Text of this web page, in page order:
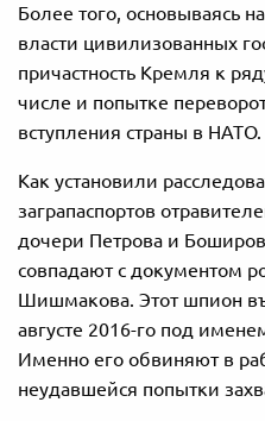
Более того, основываясь
власти цивилизованных
причастность Кремля к
числе и попытке
вступления страны в НАТО.
Как установили
заграпаспортов
дочери Петрова и
совпадают с документом
Шишмакова. Этот шпион
августе 2016-го под
Именно его обвиняют в
неудавшейся попытки